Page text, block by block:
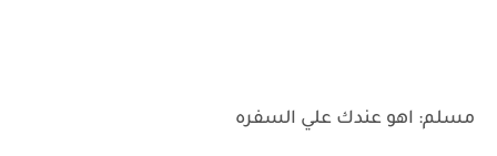
مسلم: اهو عندك علي السفره